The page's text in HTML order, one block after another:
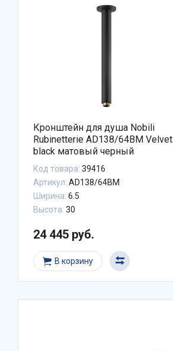
Кронштейн для душа Nobili
Rubinetterie AD138/64BM Velvet
black матовый черный
Код товара: 39416
Артикул: AD138/64BM
Ширина: 6.5
Высота: 30
24 445 руб.
В корзину